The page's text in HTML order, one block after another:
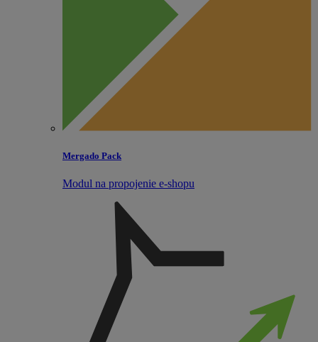
Mergado Pack
Modul na propojenie e‑shopu